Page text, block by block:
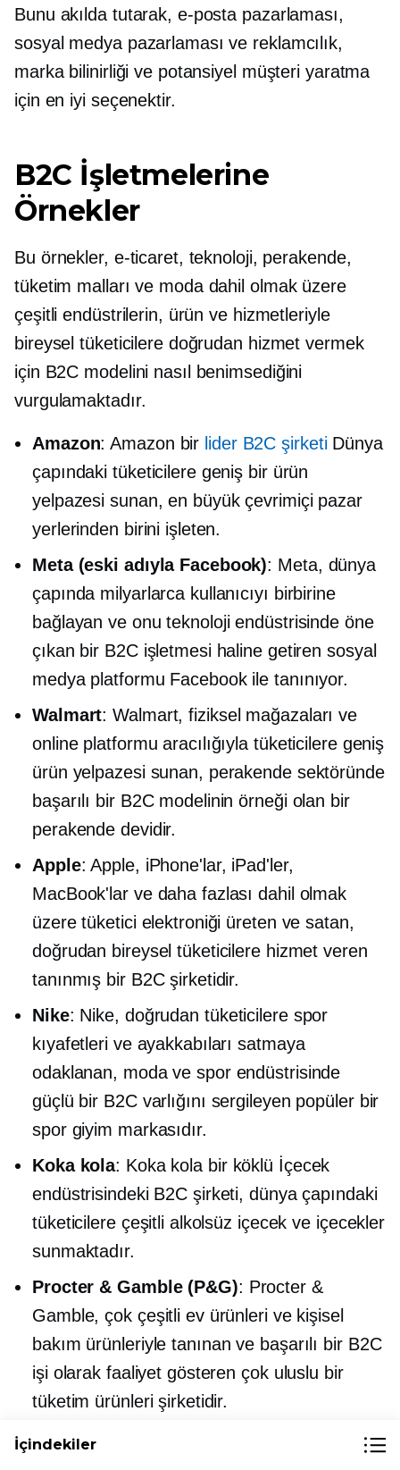
Bunu akılda tutarak, e-posta pazarlaması,
sosyal medya pazarlaması ve reklamcılık,
marka bilinirliği ve potansiyel müşteri yaratma
için en iyi seçenektir.
B2C İşletmelerine
Örnekler
Bu örnekler, e-ticaret, teknoloji, perakende,
tüketim malları ve moda dahil olmak üzere
çeşitli endüstrilerin, ürün ve hizmetleriyle
bireysel tüketicilere doğrudan hizmet vermek
için B2C modelini nasıl benimsediğini
vurgulamaktadır.
Amazon: Amazon bir lider B2C şirketiDünya
çapındaki tüketicilere geniş bir ürün
yelpazesi sunan, en büyük çevrimiçi pazar
yerlerinden birini işleten.
Meta (eski adıyla Facebook): Meta, dünya
çapında milyarlarca kullanıcıyı birbirine
bağlayan ve onu teknoloji endüstrisinde öne
çıkan bir B2C işletmesi haline getiren sosyal
medya platformu Facebook ile tanınıyor.
Walmart: Walmart, fiziksel mağazaları ve
online platformu aracılığıyla tüketicilere geniş
ürün yelpazesi sunan, perakende sektöründe
başarılı bir B2C modelinin örneği olan bir
perakende devidir.
Apple: Apple, iPhone'lar, iPad'ler,
MacBook'lar ve daha fazlası dahil olmak
üzere tüketici elektroniği üreten ve satan,
doğrudan bireysel tüketicilere hizmet veren
tanınmış bir B2C şirketidir.
Nike: Nike, doğrudan tüketicilere spor
kıyafetleri ve ayakkabıları satmaya
odaklanan, moda ve spor endüstrisinde
güçlü bir B2C varlığını sergileyen popüler bir
spor giyim markasıdır.
Koka kola: Koka kola bir köklü İçecek
endüstrisindeki B2C şirketi, dünya çapındaki
tüketicilere çeşitli alkolsüz içecek ve içecekler
sunmaktadır.
Procter & Gamble (P&G): Procter &
Gamble, çok çeşitli ev ürünleri ve kişisel
bakım ürünleriyle tanınan ve başarılı bir B2C
işi olarak faaliyet gösteren çok uluslu bir
tüketim ürünleri şirketidir.
İçindekiler